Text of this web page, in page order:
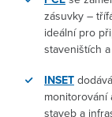
zásuvky –
ideální pro
staveništích
INSET
staveb a